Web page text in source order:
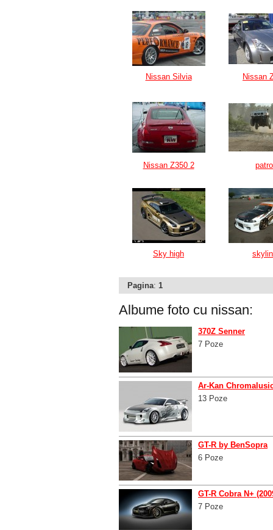
Nissan Silvia Nissan
Nissan Z350 2
Sky high
Pagina: 1
Albume foto cu nissan:
370Z Senner
7 Poze
Ar-Kan
13 Poze
GT-R by BenSopra
6 Poze
GT-R Cobra N+
7 Poze